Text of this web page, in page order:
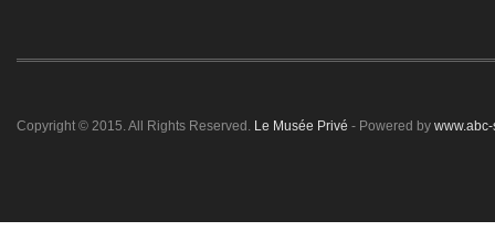
Copyright © 2015. All Rights Reserved. Le Musée Privé - Powered by